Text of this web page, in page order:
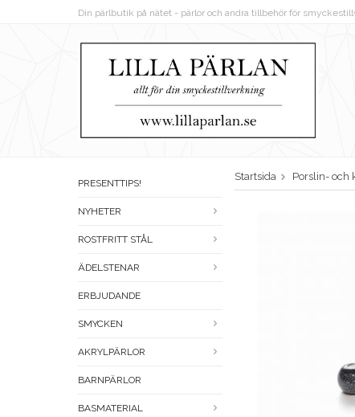
Din pärlbutik på nätet - pärlor och andra tillbehör för
PRESENTTIPS!
NYHETER
ROSTFRITT STÅL
ÄDELSTENAR
ERBJUDANDE
SMYCKEN
AKRYLPÄRLOR
BARNPÄRLOR
BASMATERIAL
Startsida Porslin- och